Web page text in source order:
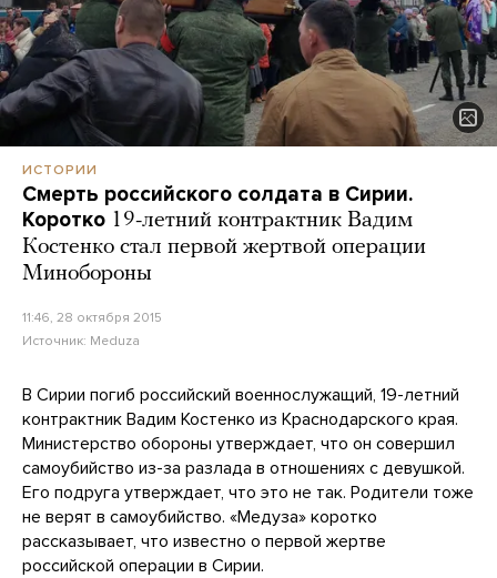
ИСТОРИИ
Смерть российского солдата в Сирии.
Коротко 19-летний контрактник Вадим
Костенко стал первой жертвой операции
Минобороны
11:46, 28 октября 2015
Источник: Meduza
В Сирии погиб российский военнослужащий, 19-летний
контрактник Вадим Костенко из Краснодарского края.
Министерство обороны утверждает, что он совершил
самоубийство из-за разлада в отношениях с девушкой.
Его подруга утверждает, что это не так. Родители тоже
не верят в самоубийство. «Медуза» коротко
рассказывает, что известно о первой жертве
российской операции в Сирии.